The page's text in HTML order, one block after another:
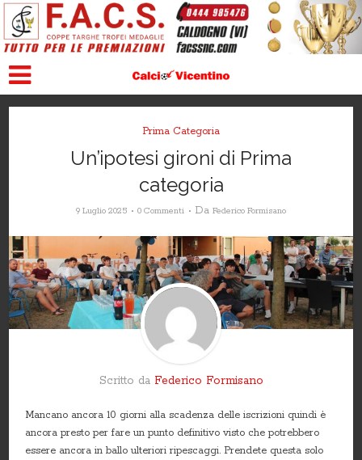
Prima Categoria
Un’ipotesi gironi di Prima
categoria
9 Luglio 2025 0 Commenti Da Federico Formisano
Scritto da Federico Formisano
Mancano ancora 10 giorni alla scadenza delle iscrizioni quindi è
ancora presto per fare un punto definitivo visto che potrebbero
essere ancora in ballo ulteriori ripescaggi. Prendete questa solo